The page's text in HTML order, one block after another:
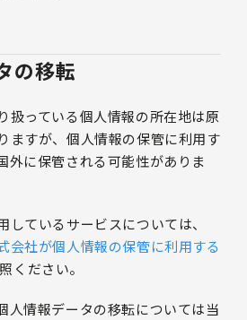
の移転
扱っている個人情報の所在地は原
ますが、個人情報の保管に利用す
外に保管される可能性がありま
しているサービスについては、
会社が個人情報の保管に利用する
ください。
人情報データの移転については当